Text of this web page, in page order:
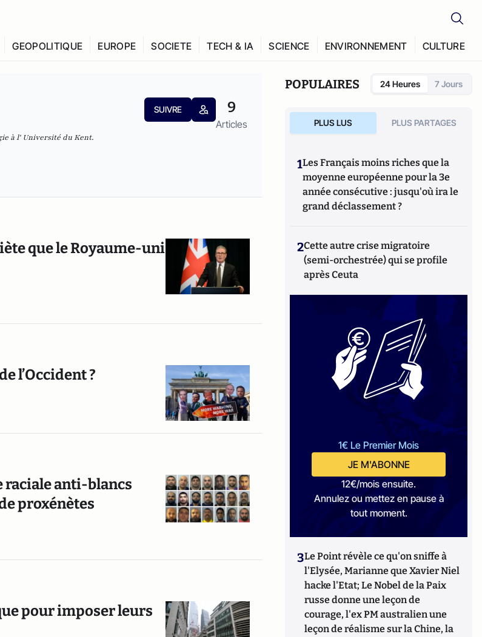
GEOPOLITIQUE EUROPE SOCIETE TECH & IA SCIENCE ENVIRONNEMENT CULTURE
SUIVRE 9
Articles
à l' Université du Kent.
que le Royaume-uni
l’Occident ?
raciale anti-blancs
proxénètes
pour imposer leurs
POPULAIRES 24 Heures 7 Jours
PLUS LUS PLUS PARTAGES
1Les Français moins riches que la
moyenne européenne pour la 3e
année consécutive : jusqu'où ira le
grand déclassement ?
2Cette autre crise migratoire
(semi-orchestrée) qui se profile
après Ceuta
1€ Le Premier Mois
JE M'ABONNE
12€/mois ensuite.
Annulez ou mettez en pause à
tout moment.
3Le Point révèle ce qu'on sniffe à
l'Elysée, Marianne que Xavier Niel
hacke l'Etat; Le Nobel de la Paix
russe donne une leçon de
courage, l'ex PM australien une
leçon de réalisme sur la Chine, la